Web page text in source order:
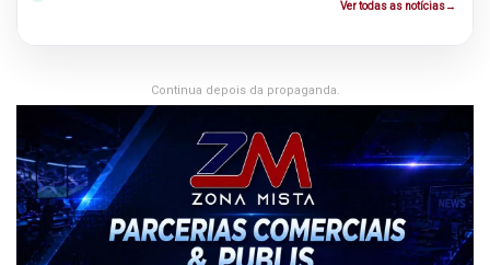
Ver todas as notícias→
Continua depois da propaganda.